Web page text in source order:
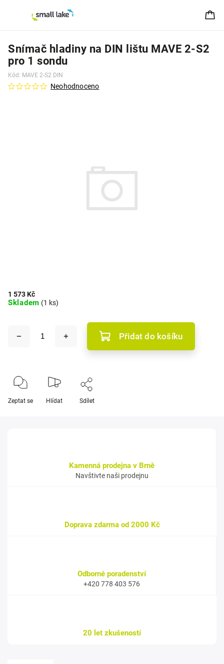
Snímač hladiny na DIN lištu MAVE 2-S2
pro 1 sondu
Kód: MAVE 2-S2 DIN
Neohodnoceno
1 573 Kč
Skladem (1 ks)
Přidat do košíku
Zeptat se Hlídat Sdílet
Kamenná prodejna v Brně
Navštivte naši prodejnu
Doprava zdarma od 2000 Kč
Odborné poradenství
+420 778 403 576
20 let zkušeností